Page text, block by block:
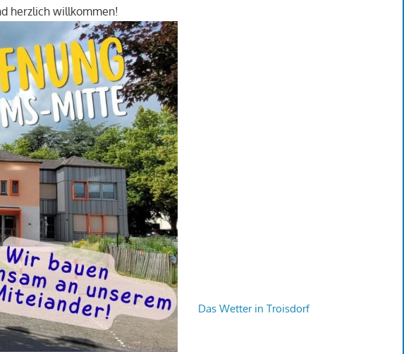
herzlich willkommen!
Das Wetter in Troisdorf